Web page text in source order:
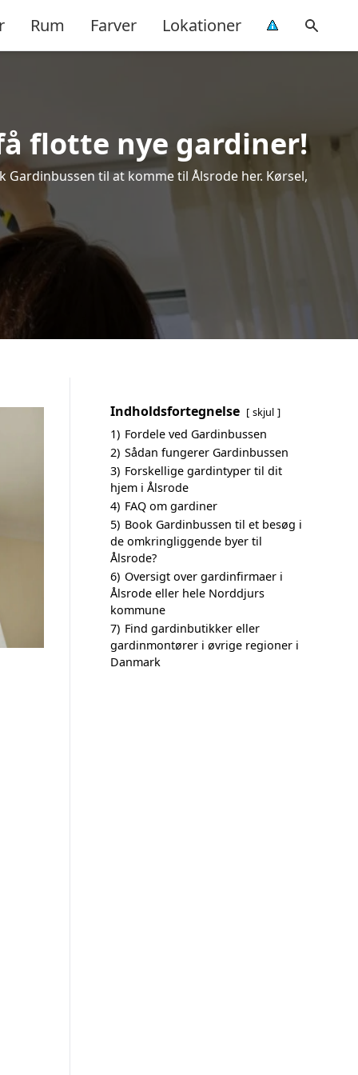
Rum Farver Lokationer
flotte nye gardiner!
til at komme til Ålsrode her. Kørsel,
Indholdsfortegnelse skjul
1) Fordele ved Gardinbussen
2) Sådan fungerer Gardinbussen
3) Forskellige gardintyper til dit
hjem i Ålsrode
4) FAQ om gardiner
5) Book Gardinbussen til et besøg i
de omkringliggende byer til
Ålsrode?
6) Oversigt over gardinfirmaer i
Ålsrode eller hele Norddjurs
kommune
7) Find gardinbutikker eller
gardinmontører i øvrige regioner i
Danmark